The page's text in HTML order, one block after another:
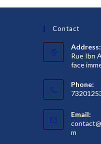
Contact
Address:
Rue Ibn
face
Phone:
Email:
m